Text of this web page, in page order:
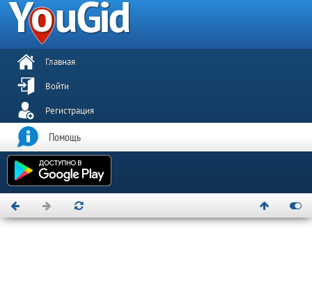
Главная
Войти
Регистрация
Помощь